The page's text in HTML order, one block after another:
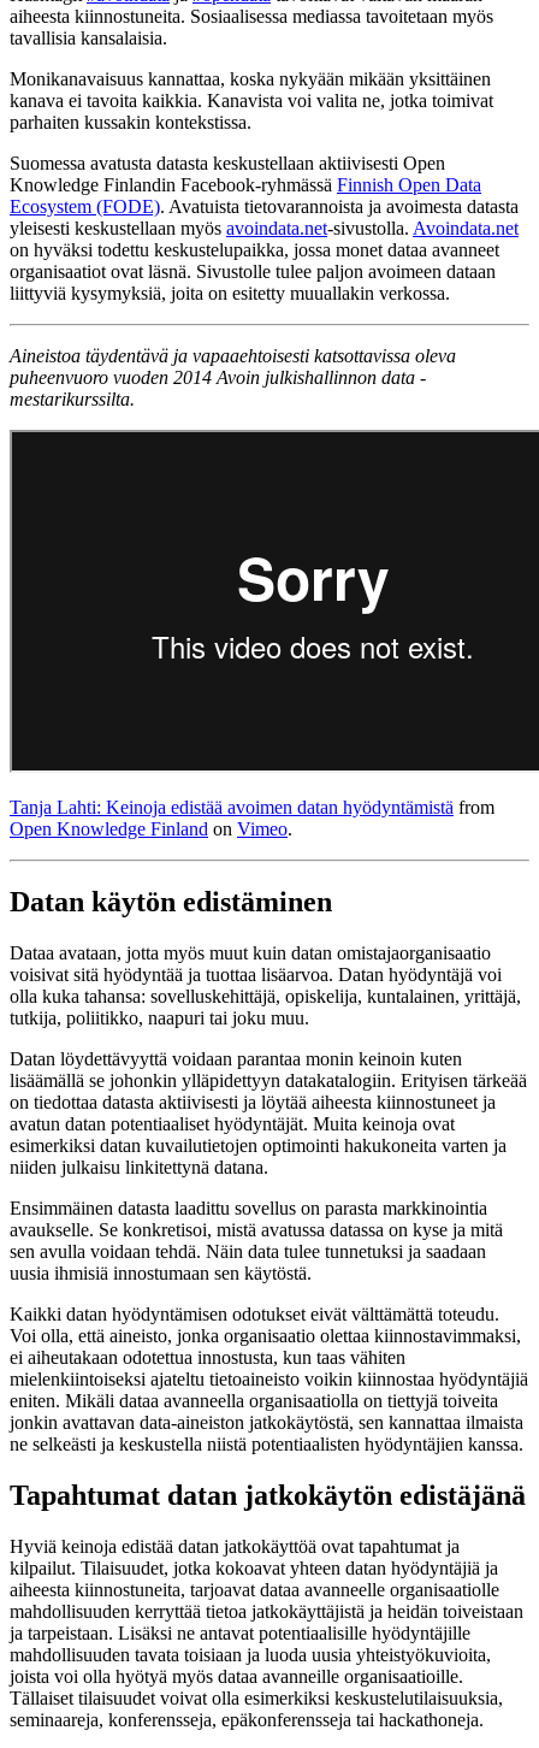
aiheesta kiinnostuneita. Sosiaalisessa mediassa tavoitetaan myös
tavallisia kansalaisia.
Monikanavaisuus kannattaa, koska nykyään mikään yksittäinen
kanava ei tavoita kaikkia. Kanavista voi valita ne, jotka toimivat
parhaiten kussakin kontekstissa.
Suomessa avatusta datasta keskustellaan aktiivisesti Open
Knowledge Finlandin Facebook-ryhmässä Finnish Open Data
Ecosystem (FODE). Avatuista tietovarannoista ja avoimesta datasta
yleisesti keskustellaan myös avoindata.net-sivustolla. Avoindata.net
on hyväksi todettu keskustelupaikka, jossa monet dataa avanneet
organisaatiot ovat läsnä. Sivustolle tulee paljon avoimeen dataan
liittyviä kysymyksiä, joita on esitetty muuallakin verkossa.
Aineistoa täydentävä ja vapaaehtoisesti katsottavissa oleva
puheenvuoro vuoden 2014 Avoin julkishallinnon data -
mestarikurssilta.
Tanja Lahti: Keinoja edistää avoimen datan hyödyntämistä from
Open Knowledge Finland on Vimeo.
Datan käytön edistäminen
Dataa avataan, jotta myös muut kuin datan omistajaorganisaatio
voisivat sitä hyödyntää ja tuottaa lisäarvoa. Datan hyödyntäjä voi
olla kuka tahansa: sovelluskehittäjä, opiskelija, kuntalainen, yrittäjä,
tutkija, poliitikko, naapuri tai joku muu.
Datan löydettävyyttä voidaan parantaa monin keinoin kuten
lisäämällä se johonkin ylläpidettyyn datakatalogiin. Erityisen tärkeää
on tiedottaa datasta aktiivisesti ja löytää aiheesta kiinnostuneet ja
avatun datan potentiaaliset hyödyntäjät. Muita keinoja ovat
esimerkiksi datan kuvailutietojen optimointi hakukoneita varten ja
niiden julkaisu linkitettynä datana.
Ensimmäinen datasta laadittu sovellus on parasta markkinointia
avaukselle. Se konkretisoi, mistä avatussa datassa on kyse ja mitä
sen avulla voidaan tehdä. Näin data tulee tunnetuksi ja saadaan
uusia ihmisiä innostumaan sen käytöstä.
Kaikki datan hyödyntämisen odotukset eivät välttämättä toteudu.
Voi olla, että aineisto, jonka organisaatio olettaa kiinnostavimmaksi,
ei aiheutakaan odotettua innostusta, kun taas vähiten
mielenkiintoiseksi ajateltu tietoaineisto voikin kiinnostaa hyödyntäjiä
eniten. Mikäli dataa avanneella organisaatiolla on tiettyjä toiveita
jonkin avattavan data-aineiston jatkokäytöstä, sen kannattaa ilmaista
ne selkeästi ja keskustella niistä potentiaalisten hyödyntäjien kanssa.
Tapahtumat datan jatkokäytön edistäjänä
Hyviä keinoja edistää datan jatkokäyttöä ovat tapahtumat ja
kilpailut. Tilaisuudet, jotka kokoavat yhteen datan hyödyntäjiä ja
aiheesta kiinnostuneita, tarjoavat dataa avanneelle organisaatiolle
mahdollisuuden kerryttää tietoa jatkokäyttäjistä ja heidän toiveistaan
ja tarpeistaan. Lisäksi ne antavat potentiaalisille hyödyntäjille
mahdollisuuden tavata toisiaan ja luoda uusia yhteistyökuvioita,
joista voi olla hyötyä myös dataa avanneille organisaatioille.
Tällaiset tilaisuudet voivat olla esimerkiksi keskustelutilaisuuksia,
seminaareja, konferensseja, epäkonferensseja tai hackathoneja.